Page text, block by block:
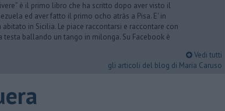
è il primo libro che ha scritto dopo aver visto il
ed aver fatto il primo ocho atràs a Pisa. E' in
in Sicilia. Le piace raccontarsi e raccontare con
ballando un tango in milonga. Su Facebook è
Vedi tutti
gli articoli del blog di Maria Caruso